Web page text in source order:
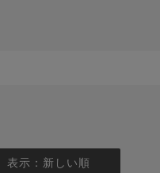
表示：新しい順